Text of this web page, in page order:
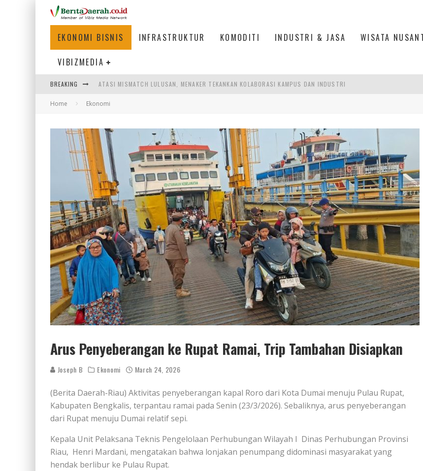
EKONOMI BISNIS INFRASTRUKTUR KOMODITI INDUSTRI & JASA WISATA
VIBIZMEDIA
BREAKING
WAGUB NYANYANG: FASILITAS OLAHRAGA MODERN PERKUAT SPORT TOURISM BATAM
Home Ekonomi
Arus Penyeberangan ke Rupat Ramai, Trip Tambahan Disiapkan
Joseph B Ekonomi March 24, 2026
(Berita Daerah-Riau) Aktivitas penyeberangan kapal Roro dari Kota Dumai menuju Pulau Rupat,
Kabupaten Bengkalis, terpantau ramai pada Senin (23/3/2026). Sebaliknya, arus penyeberangan
dari Rupat menuju Dumai relatif sepi.
Kepala Unit Pelaksana Teknis Pengelolaan Perhubungan Wilayah I Dinas Perhubungan Provinsi
Riau, Henri Mardani, mengatakan bahwa lonjakan penumpang didominasi masyarakat yang
hendak berlibur ke Pulau Rupat.